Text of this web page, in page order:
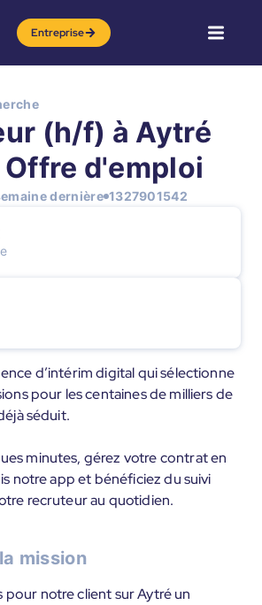
Entreprise
(h/f) à Aytré
Offre d'emploi
dernière 1327901542
d’intérim digital qui sélectionne
pour les centaines de milliers de
séduit.
minutes, gérez votre contrat en
notre app et bénéficiez du suivi
recruteur au quotidien.
mission
pour notre client sur Aytré un